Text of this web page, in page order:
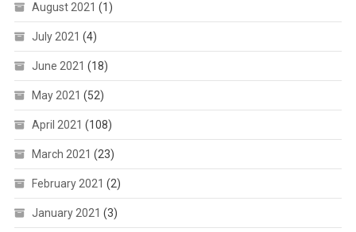
August 2021 (1)
July 2021 (4)
June 2021 (18)
May 2021 (52)
April 2021 (108)
March 2021 (23)
February 2021 (2)
January 2021 (3)